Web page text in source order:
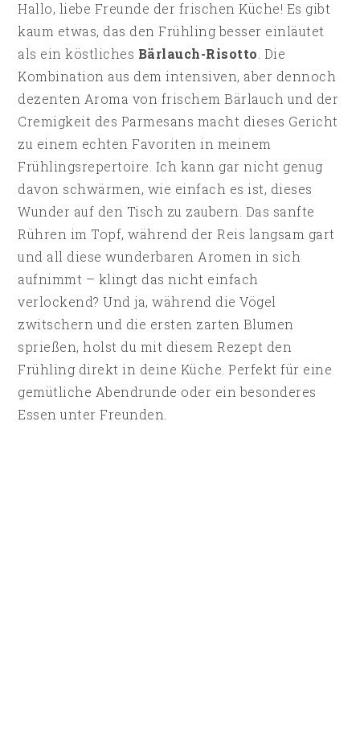
Hallo, liebe Freunde der frischen Küche! Es gibt
kaum etwas, das den Frühling besser einläutet
als ein köstliches Bärlauch-Risotto . Die
Kombination aus dem intensiven, aber dennoch
dezenten Aroma von frischem Bärlauch und der
Cremigkeit des Parmesans macht dieses Gericht
zu einem echten Favoriten in meinem
Frühlingsrepertoire. Ich kann gar nicht genug
davon schwärmen, wie einfach es ist, dieses
Wunder auf den Tisch zu zaubern. Das sanfte
Rühren im Topf, während der Reis langsam gart
und all diese wunderbaren Aromen in sich
aufnimmt – klingt das nicht einfach
verlockend? Und ja, während die Vögel
zwitschern und die ersten zarten Blumen
sprießen, holst du mit diesem Rezept den
Frühling direkt in deine Küche. Perfekt für eine
gemütliche Abendrunde oder ein besonderes
Essen unter Freunden.